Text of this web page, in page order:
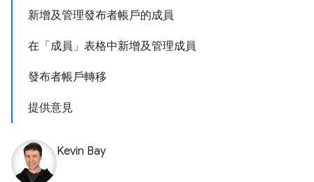
新增及管理發布者帳戶的成員
在「成員」表格中新增及管理成員
發布者帳戶轉移
提供意見
Kevin Bay